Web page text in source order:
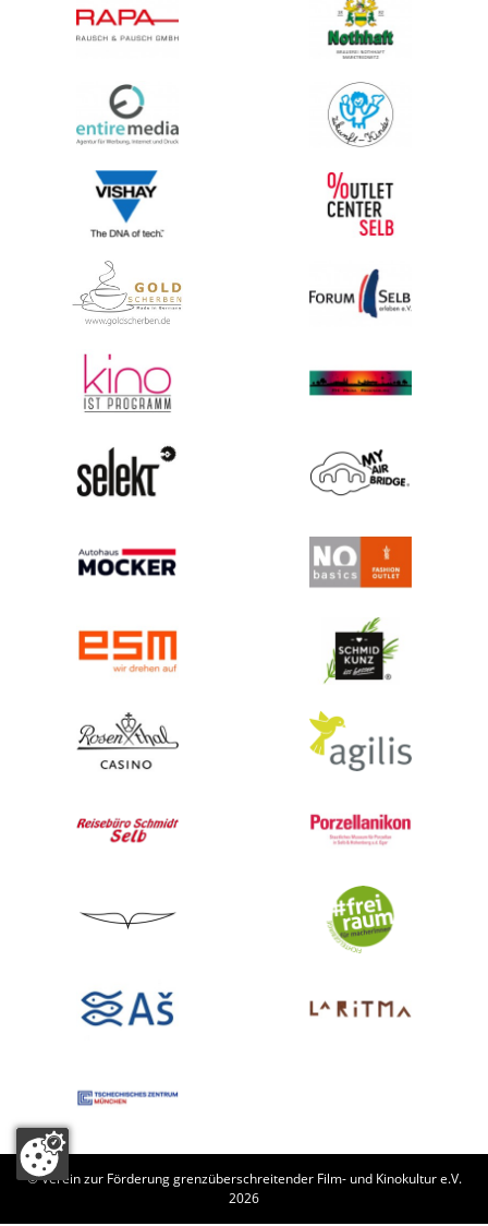
© Verein zur Förderung grenzüberschreitender Film- und Kinokultur e.V.
2026